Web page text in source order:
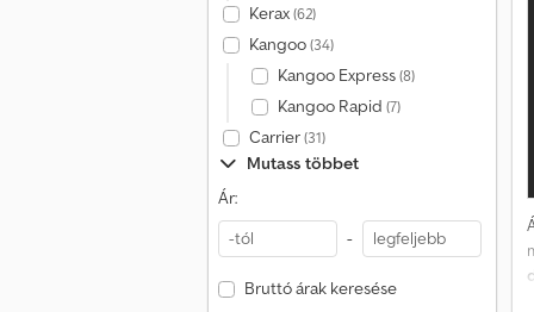
Kerax(62)
Kangoo(34)
Kangoo Express(8)
Kangoo Rapid (7)
Carrier(31)
Mutass többet
Ár:
-
Bruttó árak keresése